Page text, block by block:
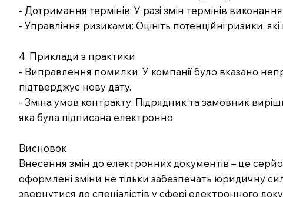
- Дотримання термінів: У разі змін термінів
- Управління ризиками: Оцініть потенційні ризики,
4. Приклади з практики
- Виправлення помилки: У компанії було вказано
підтверджує нову дату.
- Зміна умов контракту: Підрядник та замовник
яка була підписана електронно.
Висновок
Внесення змін до електронних документів – це
оформлені зміни не тільки забезпечать юридичну
звернутися до спеціалістів у сфері електронного